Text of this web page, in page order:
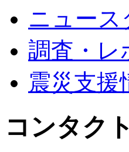
ニュース
調査・レ
震災支援
コンタク